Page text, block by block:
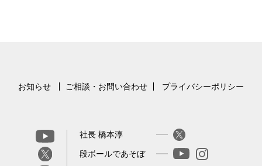
お知らせ ご相談・お問い合わせ プライバシーポリシー
社長 橋本淳
段ボールであそぼ